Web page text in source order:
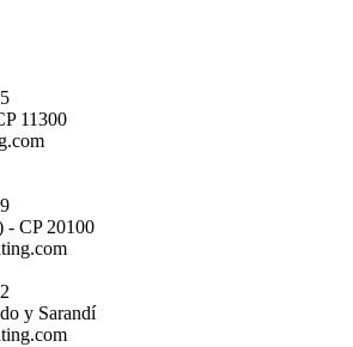
11300
- CP 20100
y Sarandí